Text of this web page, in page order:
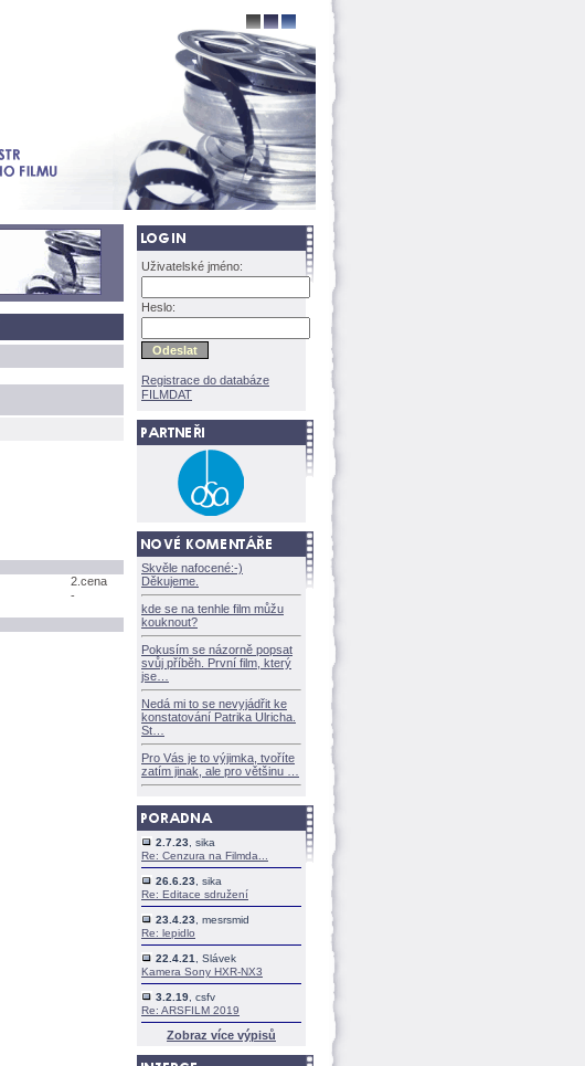
2.cena
-
Uživatelské jméno:
Heslo:
Registrace do databáze
FILMDAT
Skvěle nafocené:-)
Děkujeme.
kde se na tenhle film můžu
kouknout?
Pokusím se názorně popsat
svůj příběh. První film, který
jse
Nedá mi to se nevyjádřit ke
konstatování Patrika Ulricha.
St
Pro Vás je to výjimka, tvoříte
zatím jinak, ale pro většinu
2.7.23 , sika
Re: Cenzura na Filmda...
26.6.23 , sika
Re: Editace sdružení
23.4.23 , mesrsmid
Re: lepidlo
22.4.21
, Slávek
Kamera Sony HXR-NX3
3.2.19 , csfv
Re: ARSFILM 2019
Zobraz více výpisů